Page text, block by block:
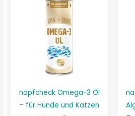
napfcheck Omega-3 Öl
– für Hunde und Katzen